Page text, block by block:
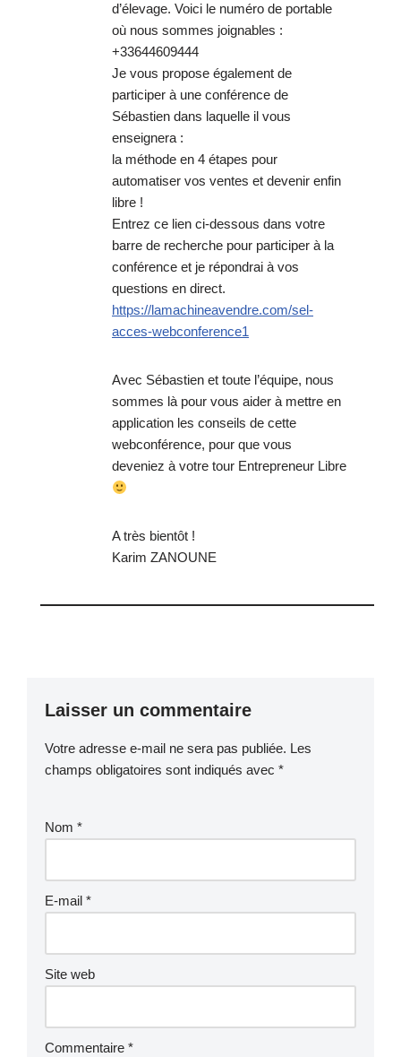
d’élevage. Voici le numéro de portable
où nous sommes joignables :
+33644609444
Je vous propose également de
participer à une conférence de
Sébastien dans laquelle il vous
enseignera :
la méthode en 4 étapes pour
automatiser vos ventes et devenir enfin
libre !
Entrez ce lien ci-dessous dans votre
barre de recherche pour participer à la
conférence et je répondrai à vos
questions en direct.
https://lamachineavendre.com/sel-
acces-webconference1
Avec Sébastien et toute l’équipe, nous
sommes là pour vous aider à mettre en
application les conseils de cette
webconférence, pour que vous
deveniez à votre tour Entrepreneur Libre
A très bientôt !
Karim ZANOUNE
Laisser un commentaire
Votre adresse e-mail ne sera pas publiée. Les
champs obligatoires sont indiqués avec *
Nom *
E-mail *
Site web
Commentaire *